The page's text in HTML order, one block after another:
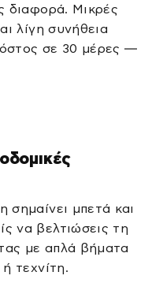
διαφορά. Μικρές
λίγη συνήθεια
σε 30 μέρες —
σημαίνει μπετά και
να βελτιώσεις τη
με απλά βήματα
τεχνίτη.